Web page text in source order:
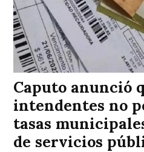
Caputo anunció
intendentes no
tasas
de servicios